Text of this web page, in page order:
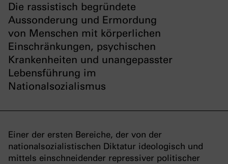
Die rassistisch begründete
Aussonderung und Ermordung
von Menschen mit körperlichen
Einschränkungen, psychischen
Krankenheiten und unangepasster
Lebensführung im
Nationalsozialismus
Einer der ersten Bereiche, der von der
nationalsozialistischen Diktatur ideologisch und
mittels einschneidender repressiver politischer